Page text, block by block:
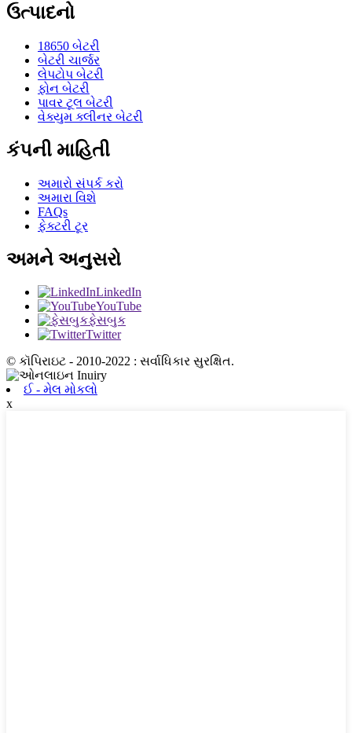
ઉત્પાદનો
18650 બેટરી
બેટરી ચાર્જર
લેપટોપ બેટરી
ફોન બેટરી
પાવર ટૂલ બેટરી
વેક્યુમ ક્લીનર બેટરી
કંપની માહિતી
અમારો સંપર્ક કરો
અમારા વિશે
FAQs
ફેક્ટરી ટૂર
અમને અનુસરો
LinkedIn
YouTube
ફેસબુક
Twitter
© કૉપિરાઇટ - 2010-2022 : સર્વાધિકાર સુરક્ષિત.
ઈ - મેલ મોકલો
x